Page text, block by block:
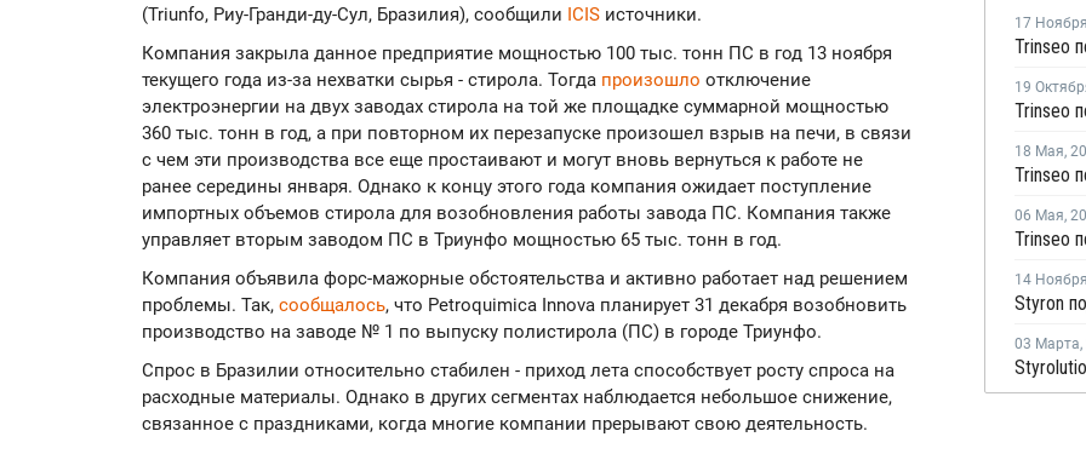
(Triunfo, Риу-Гранди-ду-Сул, Бразилия), сообщили ICIS источники.
Компания закрыла данное предприятие мощностью 100 тыс. тонн ПС в год 13 ноября
текущего года из-за нехватки сырья - стирола. Тогда произошло отключение
электроэнергии на двух заводах стирола на той же площадке суммарной мощностью
360 тыс. тонн в год, а при повторном их перезапуске произошел взрыв на печи, в связи
с чем эти производства все еще простаивают и могут вновь вернуться к работе не
ранее середины января. Однако к концу этого года компания ожидает поступление
импортных объемов стирола для возобновления работы завода ПС. Компания также
управляет вторым заводом ПС в Триунфо мощностью 65 тыс. тонн в год.
Компания объявила форс-мажорные обстоятельства и активно работает над решением
проблемы. Так, сообщалось, что Petroquimica Innova планирует 31 декабря возобновить
производство на заводе № 1 по выпуску полистирола (ПС) в городе Триунфо.
Спрос в Бразилии относительно стабилен - приход лета способствует росту спроса на
расходные материалы. Однако в других сегментах наблюдается небольшое снижение,
связанное с праздниками, когда многие компании прерывают свою деятельность.
17 Ноября
19
Trinseo
18 Мая,
06 Мая,
14 Ноября
03 Марта,